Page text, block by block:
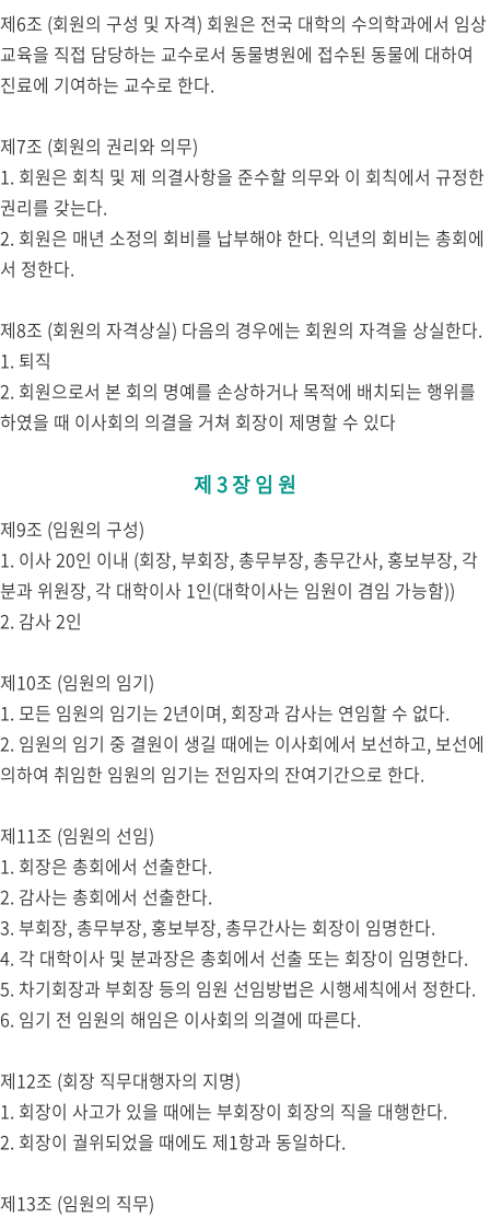
제6조 (회원의 구성 및 자격) 회원은 전국 대학의 수의학과에서 임상
교육을 직접 담당하는 교수로서 동물병원에 접수된 동물에 대하여
진료에 기여하는 교수로 한다.
제7조 (회원의 권리와 의무)
1. 회원은 회칙 및 제 의결사항을 준수할 의무와 이 회칙에서 규정한
권리를 갖는다.
2. 회원은 매년 소정의 회비를 납부해야 한다. 익년의 회비는 총회에
서 정한다.
제8조 (회원의 자격상실) 다음의 경우에는 회원의 자격을 상실한다.
1. 퇴직
2. 회원으로서 본 회의 명예를 손상하거나 목적에 배치되는 행위를
하였을 때 이사회의 의결을 거쳐 회장이 제명할 수 있다
제 3 장 임 원
제9조 (임원의 구성)
1. 이사 20인 이내 (회장, 부회장, 총무부장, 총무간사, 홍보부장, 각
분과 위원장, 각 대학이사 1인(대학이사는 임원이 겸임 가능함))
2. 감사 2인
제10조 (임원의 임기)
1. 모든 임원의 임기는 2년이며, 회장과 감사는 연임할 수 없다.
2. 임원의 임기 중 결원이 생길 때에는 이사회에서 보선하고, 보선에
의하여 취임한 임원의 임기는 전임자의 잔여기간으로 한다.
제11조 (임원의 선임)
1. 회장은 총회에서 선출한다.
2. 감사는 총회에서 선출한다.
3. 부회장, 총무부장, 홍보부장, 총무간사는 회장이 임명한다.
4. 각 대학이사 및 분과장은 총회에서 선출 또는 회장이 임명한다.
5. 차기회장과 부회장 등의 임원 선임방법은 시행세칙에서 정한다.
6. 임기 전 임원의 해임은 이사회의 의결에 따른다.
제12조 (회장 직무대행자의 지명)
1. 회장이 사고가 있을 때에는 부회장이 회장의 직을 대행한다.
2. 회장이 궐위되었을 때에도 제1항과 동일하다.
제13조 (임원의 직무)